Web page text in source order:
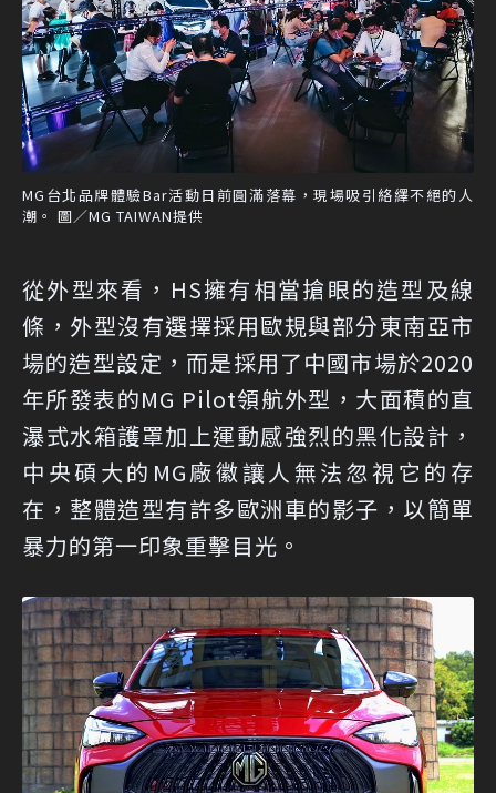
MG台北品牌體驗Bar活動日前圓滿落幕，現場吸引絡繹不絕的人
潮。 圖／MG TAIWAN提供
從外型來看，HS擁有相當搶眼的造型及線
條，外型沒有選擇採用歐規與部分東南亞市
場的造型設定，而是採用了中國市場於2020
年所發表的MG Pilot領航外型，大面積的直
瀑式水箱護罩加上運動感強烈的黑化設計，
中央碩大的MG廠徽讓人無法忽視它的存
在，整體造型有許多歐洲車的影子，以簡單
暴力的第一印象重擊目光。